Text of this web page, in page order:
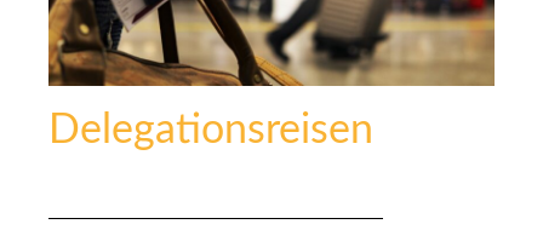
Delegationsreisen